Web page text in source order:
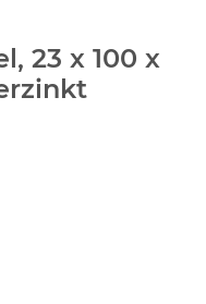
23 x 100 x